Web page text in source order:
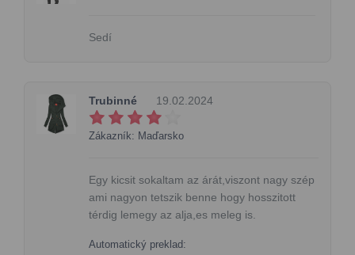
Sedí
Trubinné 19.02.2024
Zákazník: Maďarsko
Egy kicsit sokaltam az árát,viszont nagy szép
ami nagyon tetszik benne hogy hosszitott
térdig lemegy az alja,es meleg is.
Automatický preklad: